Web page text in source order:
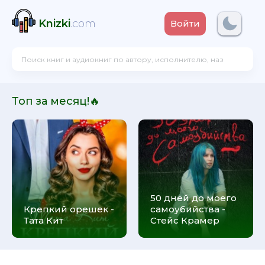
Knizki.com Войти
Топ за месяц!🔥
Крепкий орешек -
Тата Кит
50 дней до моего
самоубийства -
Стейс Крамер